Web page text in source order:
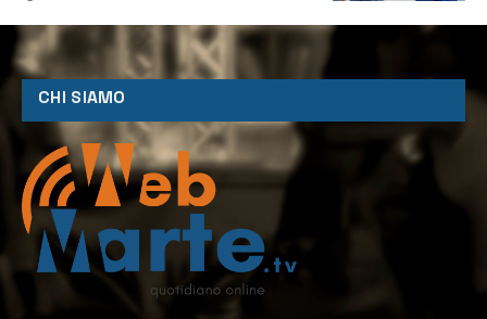
CHI SIAMO